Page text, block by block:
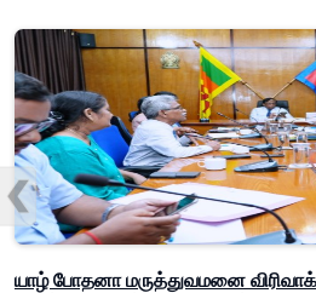
யாழ் போதனா மருத்துவமனை